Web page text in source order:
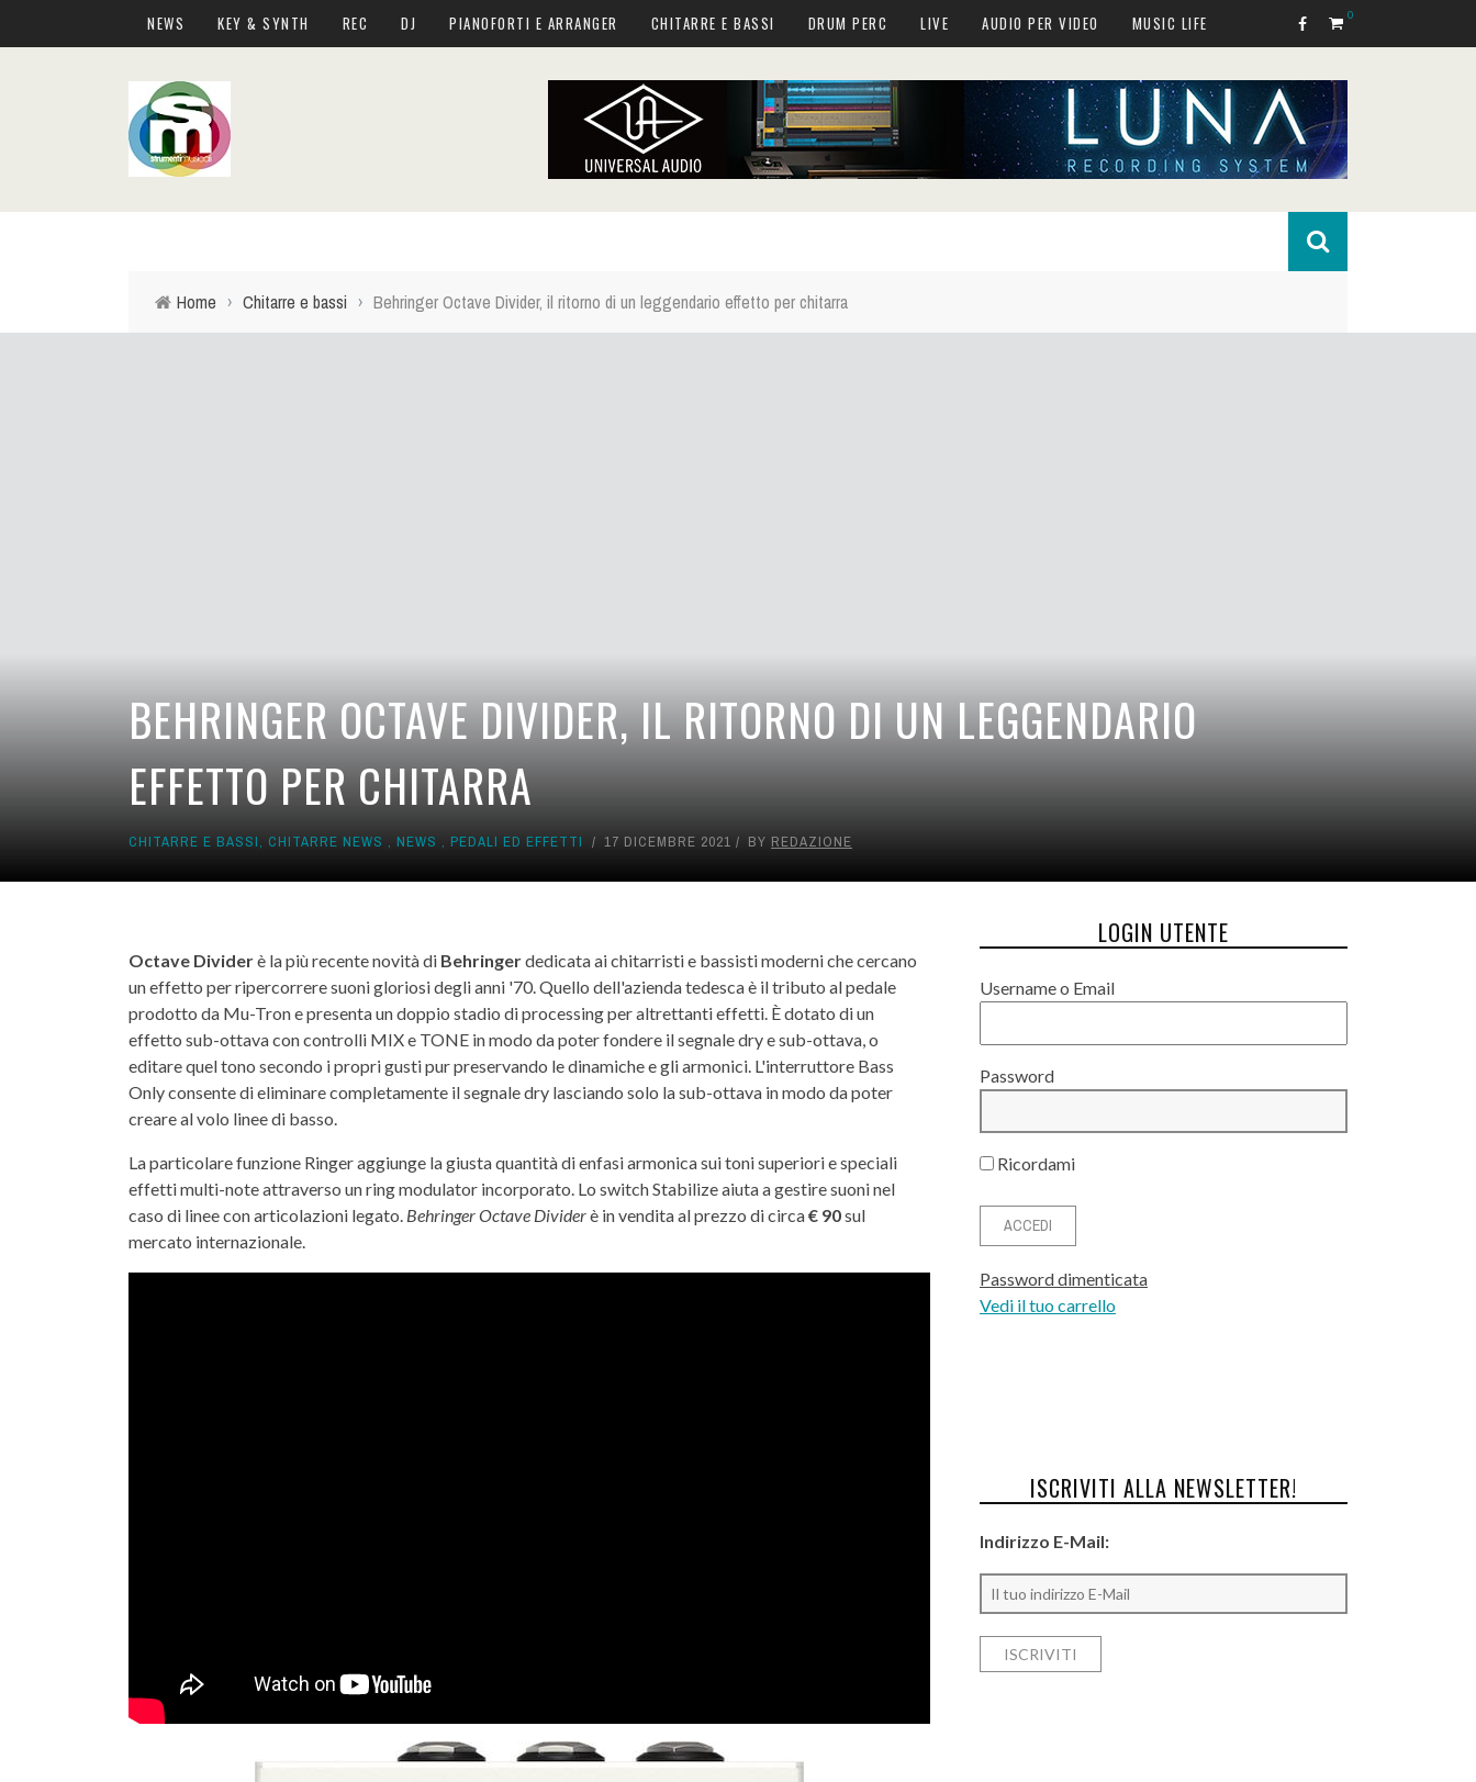
NEWS KEY & SYNTH REC DJ PIANOFORTI E ARRANGER CHITARRE E BASSI DRUM PERC LIVE AUDIO PER VIDEO MUSIC LIFE 0
Home › Chitarre e bassi › Behringer Octave Divider, il ritorno di un leggendario effetto per chitarra
BEHRINGER OCTAVE DIVIDER, IL RITORNO DI UN LEGGENDARIO
EFFETTO PER CHITARRA
CHITARRE E BASSI, CHITARRE NEWS , NEWS , PEDALI ED EFFETTI 17 DICEMBRE 2021 BY REDAZIONE
Octave Dividerè la più recente novità di Behringerdedicata ai chitarristi e bassisti moderni che cercano
un effetto per ripercorrere suoni gloriosi degli anni '70. Quello dell'azienda tedesca è il tributo al pedale
prodotto da Mu-Tron e presenta un doppio stadio di processing per altrettanti effetti. È dotato di un
effetto sub-ottava con controlli MIX e TONE in modo da poter fondere il segnale dry e sub-ottava, o
editare quel tono secondo i propri gusti pur preservando le dinamiche e gli armonici. L'interruttore Bass
Only consente di eliminare completamente il segnale dry lasciando solo la sub-ottava in modo da poter
creare al volo linee di basso.
La particolare funzione Ringer aggiunge la giusta quantità di enfasi armonica sui toni superiori e speciali
effetti multi-note attraverso un ring modulator incorporato. Lo switch Stabilize aiuta a gestire suoni nel
caso di linee con articolazioni legato. Behringer Octave Dividerè in vendita al prezzo di circa€ 90sul
mercato internazionale.
LOGIN UTENTE
Username o Email
Password
Ricordami
Password dimenticata
Vedi il tuo carrello
ISCRIVITI ALLA NEWSLETTER!
Indirizzo E-Mail: